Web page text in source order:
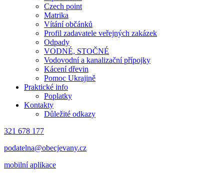
Czech point
Matrika
Vítání občánků
Profil zadavatele veřejných zakázek
Odpady
VODNÉ, STOČNÉ
Vodovodní a kanalizační přípojky
Kácení dřevin
Pomoc Ukrajině
Praktické info
Poplatky
Kontakty
Důležité odkazy
321 678 177
podatelna@obecjevany.cz
mobilní aplikace